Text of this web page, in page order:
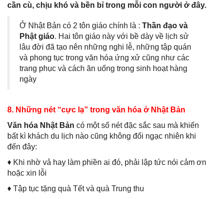
cần cù, chịu khó và bền bỉ trong mỗi con người ở đây.
Ở Nhật Bản có 2 tôn giáo chính là : Thần đạo và
Phật giáo. Hai tôn giáo này với bề dày về lịch sử
lâu đời đã tạo nên những nghi lễ, những tập quán
và phong tục trong văn hóa ứng xử cũng như các
trang phục và cách ăn uống trong sinh hoạt hàng
ngày
8. Những nét “cực lạ” trong văn hóa ở Nhật Bản
Văn hóa Nhật Bản có một số nét đặc sắc sau mà khiến
bất kì khách du lịch nào cũng không đổi ngạc nhiên khi
đến đây:
♦ Khi nhờ vả hay làm phiền ai đó, phải lập tức nói cảm ơn
hoặc xin lỗi
♦ Tập tục tặng quà Tết và quà Trung thu